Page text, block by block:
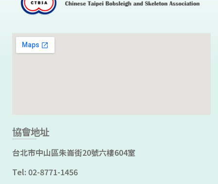
協會地址
台北市中山區朱崙街20號六樓604室
Tel: 02-8771-1456